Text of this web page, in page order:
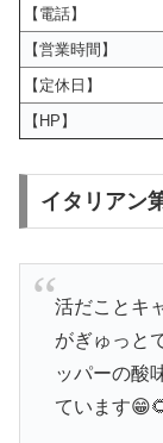
【電話】
【営業時間】
【定休日】
【HP】
イタリアン
活だことキ
がぎゅっと
ッパーの酸
ています